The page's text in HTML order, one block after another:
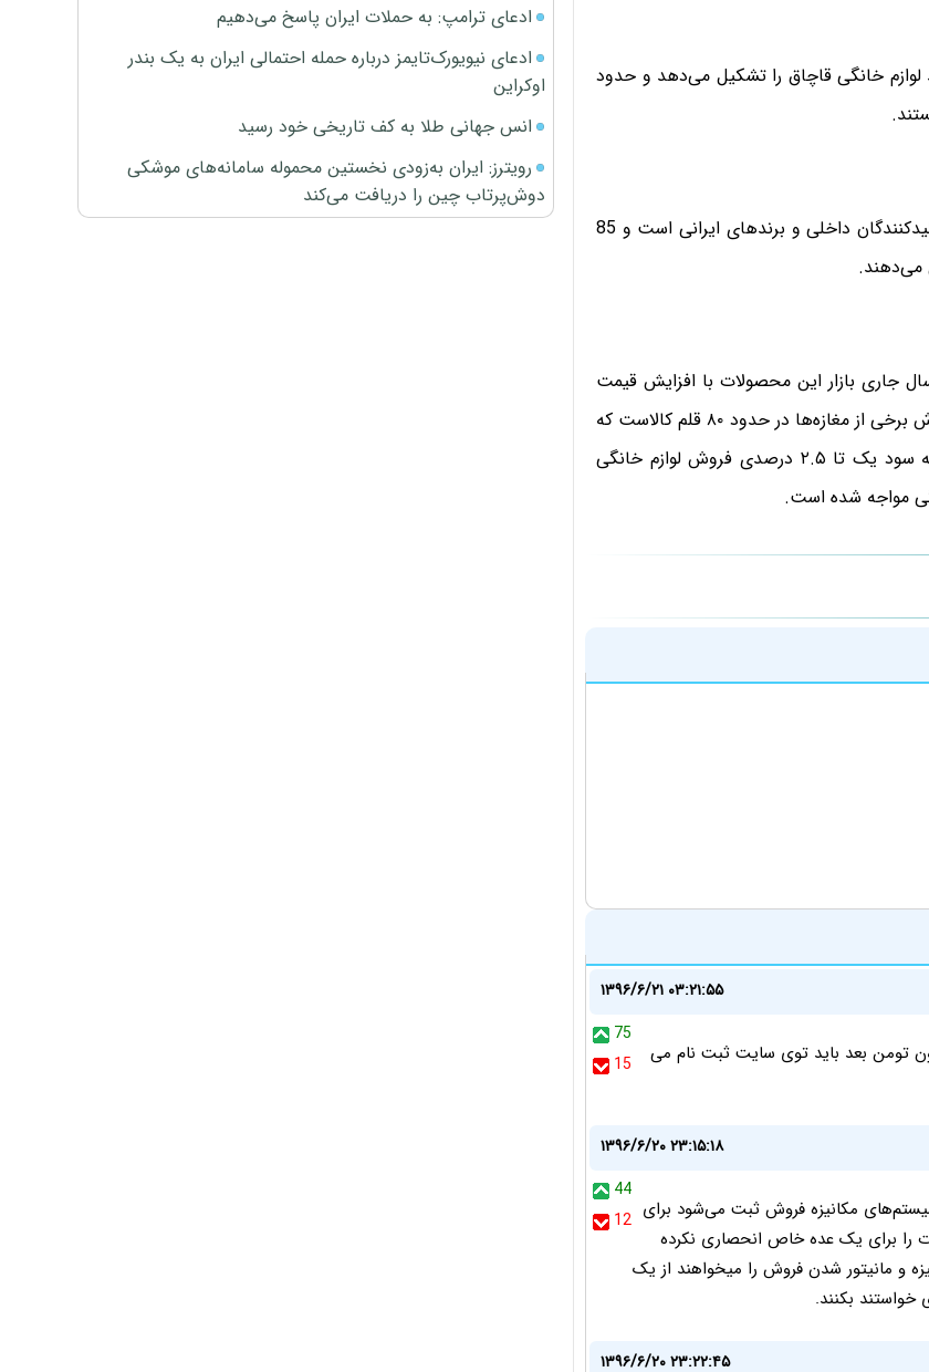
لوازم خانگی کوچک بالای ۸۰ درصد سبد لوازم خانگی قاچاق را تشکیل می‌دهد و حدود
طبق آمارهای موجود تنها حدود ۱۵ درصد از بازار ایران در اختیار تولیدکنندگان داخلی و برندهای ایرانی است و 85
می‌دهند.
جاری بازار این محصولات با افزایش قیمت
روبرو نشده اما به دلیل وضعیت بغرنج موجود، میانگین ماهانه فروش برخی از مغازه‌ها در حدود ۸۰ قلم کالاست که
به طور متوسط شاید به روزانه سه محصول هم نرسد و با توجه به سود یک تا ۲.۵ درصدی فروش لوازم خانگی
مواجه شده است.
۱۳۹۶/۶/۲۱ ۰۳:۲۱:۵۵
75
15
برای مملکت ما اگه نبود لباس شویی می شد 15 میلیون تومن بعد باید توی سایت ثبت نام می
۱۳۹۶/۶/۲۰ ۲۳:۱۵:۱۸
44
12 مکانیزه فروش ثبت می‌شود برای
را برای یک عده خاص انحصاری نکرده
و مانیتور شدن فروش را میخواهند از یک
خواستند بکنند.
۱۳۹۶/۶/۲۰ ۲۳:۲۲:۴۵
ادعای ترامپ: به حملات ایران پاسخ می‌دهیم
ادعای نیویورک‌تایمز درباره حمله احتمالی ایران به یک بندر
اوکراین
انس جهانی طلا به کف تاریخی خود رسید
رویترز: ایران به‌زودی نخستین محموله سامانه‌های موشکی
دوش‌پرتاب چین را دریافت می‌کند